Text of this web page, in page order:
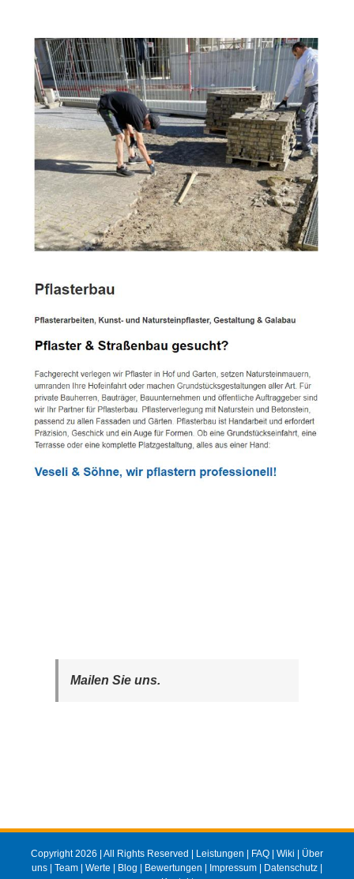
Mailen Sie uns.
Copyright 2026 | All Rights Reserved | Leistungen | FAQ | Wiki | Über
uns | Team | Werte | Blog | Bewertungen | Impressum | Datenschutz |